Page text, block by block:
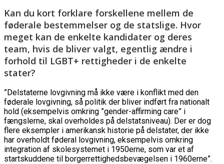
Kan du kort forklare forskellene mellem de
føderale bestemmelser og de statslige. Hvor
meget kan de enkelte kandidater og deres
team, hvis de bliver valgt, egentlig ændre i
forhold til LGBT+ rettigheder i de enkelte
stater?
”Delstaterne lovgivning må ikke være i konflikt med den
føderale lovgivning, så politik der bliver indført fra nationalt
hold (eksempelvis omkring ”gender-affirming care” i
fængslerne, skal overholdes på delstatsniveau). Der er dog
flere eksempler i amerikansk historie på delstater, der ikke
har overholdt føderal lovgivning, eksempelvis omkring
integration af skolesystemet i 1950erne, som var et af
startskuddene til borgerrettighedsbevægelsen i 1960erne”.